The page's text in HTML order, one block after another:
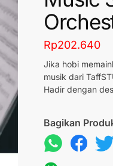
Rp202.640
Jika hobi
musik dari
Hadir dengan
Bagikan